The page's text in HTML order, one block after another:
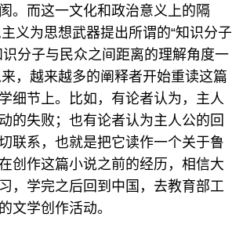
。而这一文化和政治意义上的隔
义为思想武器提出所谓的“知识分子
分子与民众之间距离的理解角度一
，越来越多的阐释者开始重读这篇
细节上。比如，有论者认为，主人
的失败；也有论者认为主人公的回
联系，也就是把它读作一个关于鲁
创作这篇小说之前的经历，相信大
，学完之后回到中国，去教育部工
文学创作活动。